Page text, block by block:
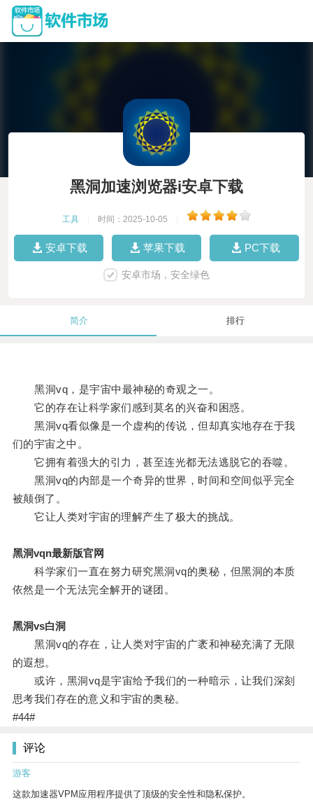
黑洞加速浏览器i安卓下载
工具 时间：2025-10-05
安卓下载 苹果下载 PC下载
安卓市场，安全绿色
简介 排行
黑洞vq，是宇宙中最神秘的奇观之一。
它的存在让科学家们感到莫名的兴奋和困惑。
黑洞vq看似像是一个虚构的传说，但却真实地存在于我
们的宇宙之中。
它拥有着强大的引力，甚至连光都无法逃脱它的吞噬。
黑洞vq的内部是一个奇异的世界，时间和空间似乎完全
被颠倒了。
它让人类对宇宙的理解产生了极大的挑战。
黑洞vqn最新版官网
科学家们一直在努力研究黑洞vq的奥秘，但黑洞的本质
依然是一个无法完全解开的谜团。
黑洞vs白洞
黑洞vq的存在，让人类对宇宙的广袤和神秘充满了无限
的遐想。
或许，黑洞vq是宇宙给予我们的一种暗示，让我们深刻
思考我们存在的意义和宇宙的奥秘。
#44#
评论
游客
这款加速器VPM应用程序提供了顶级的安全性和隐私保护。